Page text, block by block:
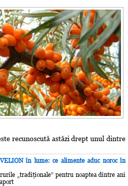
recunoscută astăzi drept unul dintre
în lume: ce alimente aduc noroc în
„tradiţionale” pentru noaptea dintre ani